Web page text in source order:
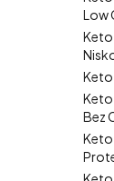
Low
Keto
Keto
Keto
Bez
Keto